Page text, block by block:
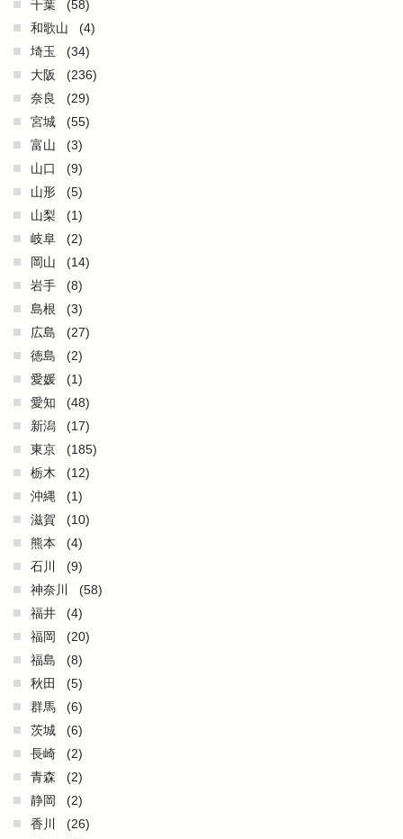
千葉
(58)
和歌山
(4)
埼玉
(34)
大阪
(236)
奈良
(29)
宮城
(55)
富山
(3)
山口
(9)
山形
(5)
山梨
(1)
岐阜
(2)
岡山
(14)
岩手
(8)
島根
(3)
広島
(27)
徳島
(2)
愛媛
(1)
愛知
(48)
新潟
(17)
東京
(185)
栃木
(12)
沖縄
(1)
滋賀
(10)
熊本
(4)
石川
(9)
神奈川
(58)
福井
(4)
福岡
(20)
福島
(8)
秋田
(5)
群馬
(6)
茨城
(6)
長崎
(2)
青森
(2)
静岡
(2)
香川
(26)